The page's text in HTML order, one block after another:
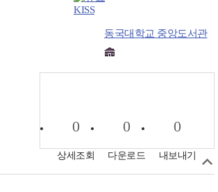
KISS
동국대학교 중앙도서관
0
상세조회
0
다운로드
0
내보내기